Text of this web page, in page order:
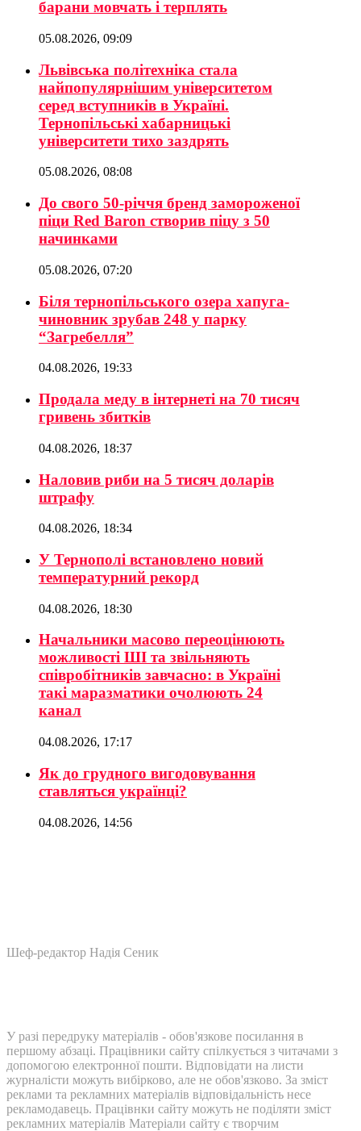
барани мовчать і терплять
05.08.2026, 09:09
Львівська політехніка стала
найпопулярнішим університетом
серед вступників в Україні.
Тернопільські хабарницькі
університети тихо заздрять
05.08.2026, 08:08
До свого 50-річчя бренд замороженої
піци Red Baron створив піцу з 50
начинками
05.08.2026, 07:20
Біля тернопільського озера хапуга-
чиновник зрубав 248 у парку
“Загребелля”
04.08.2026, 19:33
Продала меду в інтернеті на 70 тисяч
гривень збитків
04.08.2026, 18:37
Наловив риби на 5 тисяч доларів
штрафу
04.08.2026, 18:34
У Тернополі встановлено новий
температурний рекорд
04.08.2026, 18:30
Начальники масово переоцінюють
можливості ШІ та звільняють
співробітників завчасно: в Україні
такі маразматики очолюють 24
канал
04.08.2026, 17:17
Як до грудного вигодовування
ставляться українці?
04.08.2026, 14:56
Шеф-редактор Надія Сеник
У разі передруку матеріалів - обов'язкове посилання в
першому абзаці. Працівники сайту спілкується з читачами з
допомогою електронної пошти. Відповідати на листи
журналісти можуть вибірково, але не обов'язково. За зміст
реклами та рекламних матеріалів відповідальність несе
рекламодавець. Працівнки сайту можуть не поділяти зміст
рекламних матеріалів Матеріали сайту є творчим